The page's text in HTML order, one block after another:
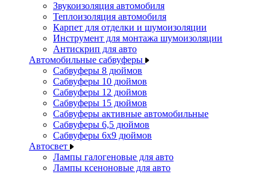
Звукоизоляция автомобиля
Теплоизоляция автомобиля
Карпет для отделки и шумоизоляции
Инструмент для монтажа шумоизоляции
Антискрип для авто
Автомобильные сабвуферы
Сабвуферы 8 дюймов
Сабвуферы 10 дюймов
Сабвуферы 12 дюймов
Сабвуферы 15 дюймов
Сабвуферы активные автомобильные
Сабвуферы 6,5 дюймов
Сабвуферы 6x9 дюймов
Автосвет
Лампы галогеновые для авто
Лампы ксеноновые для авто